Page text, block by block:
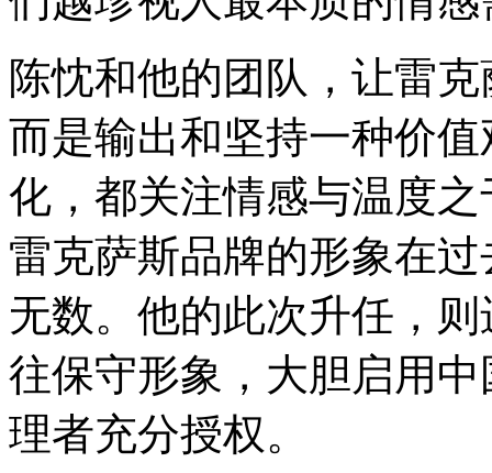
陈忱和他的团队，让雷
而是输出和坚持一种价
化，都关注情感与温度
雷克萨斯品牌的形象在
无数。他的此次升任，
往保守形象，大胆启用
理者充分授权。